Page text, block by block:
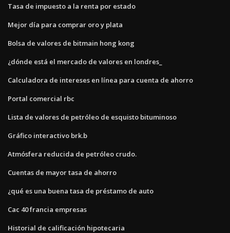
Tasa de impuesto a la renta por estado
Mejor día para comprar oro y plata
Bolsa de valores de bitmain hong kong
¿dónde está el mercado de valores en londres_
Calculadora de intereses en línea para cuenta de ahorro
Portal comercial rbc
Lista de valores de petróleo de esquisto bituminoso
Gráfico interactivo brk.b
Atmósfera reducida de petróleo crudo.
Cuentas de mayor tasa de ahorro
¿qué es una buena tasa de préstamo de auto
Cac 40 francia empresas
Historial de calificación hipotecaria